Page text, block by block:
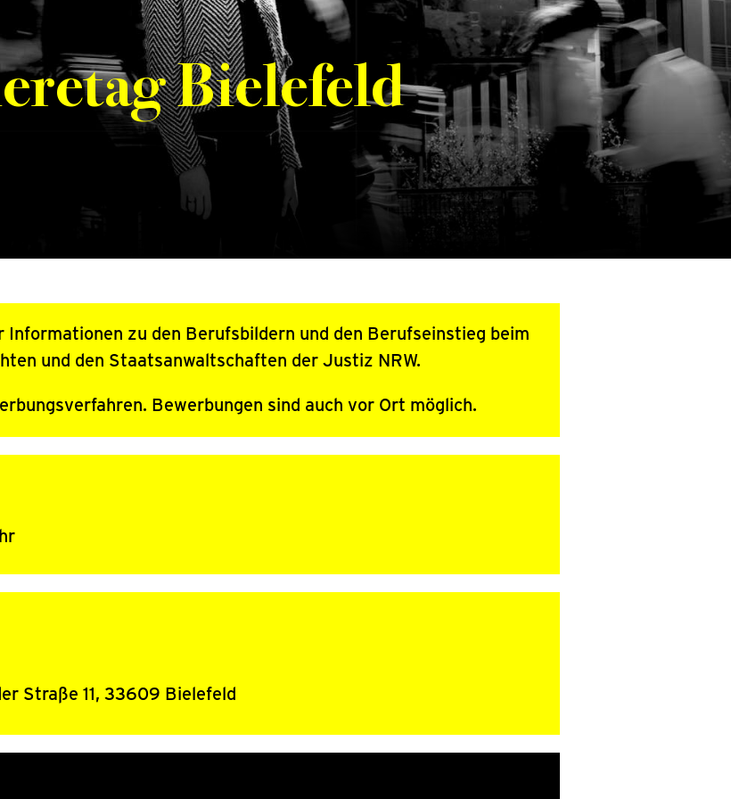
Bielefeld
zu den Berufsbildern und den Berufseinstieg beim
und den Staatsanwaltschaften der Justiz NRW.
Bewerbungen sind auch vor Ort möglich.
Straße 11, 33609 Bielefeld